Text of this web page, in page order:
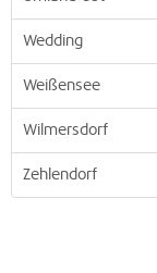
Wedding
Weißensee
Wilmersdorf
Zehlendorf